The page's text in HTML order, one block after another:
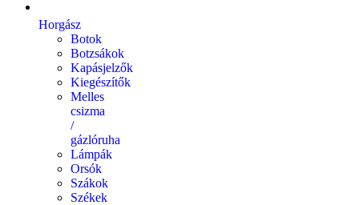
Horgász
Botok
Botzsákok
Kapásjelzők
Kiegészítők
Melles
csizma
/
gázlóruha
Lámpák
Orsók
Szákok
Székek